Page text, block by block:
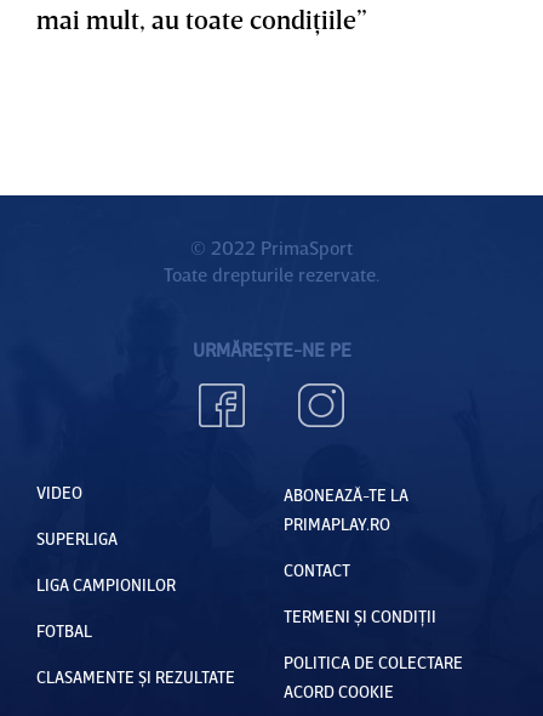
mai mult, au toate condiţiile”
© 2022 PrimaSport
Toate drepturile rezervate.
URMĂREȘTE-NE PE
VIDEO
SUPERLIGA
LIGA CAMPIONILOR
FOTBAL
CLASAMENTE ȘI REZULTATE
ABONEAZĂ-TE LA
PRIMAPLAY.RO
CONTACT
TERMENI ȘI CONDIȚII
POLITICA DE COLECTARE
ACORD COOKIE